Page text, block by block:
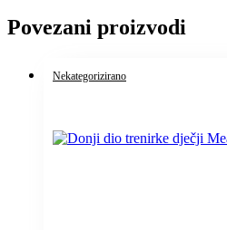
Povezani proizvodi
Nekategorizirano